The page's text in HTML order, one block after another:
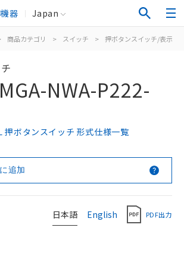
器 Japan
商品カテゴリ > スイッチ > 押ボタンスイッチ/表示灯
NWA-P222-
押ボタンスイッチ 形式仕様一覧
追加
日本語 English PDF出力